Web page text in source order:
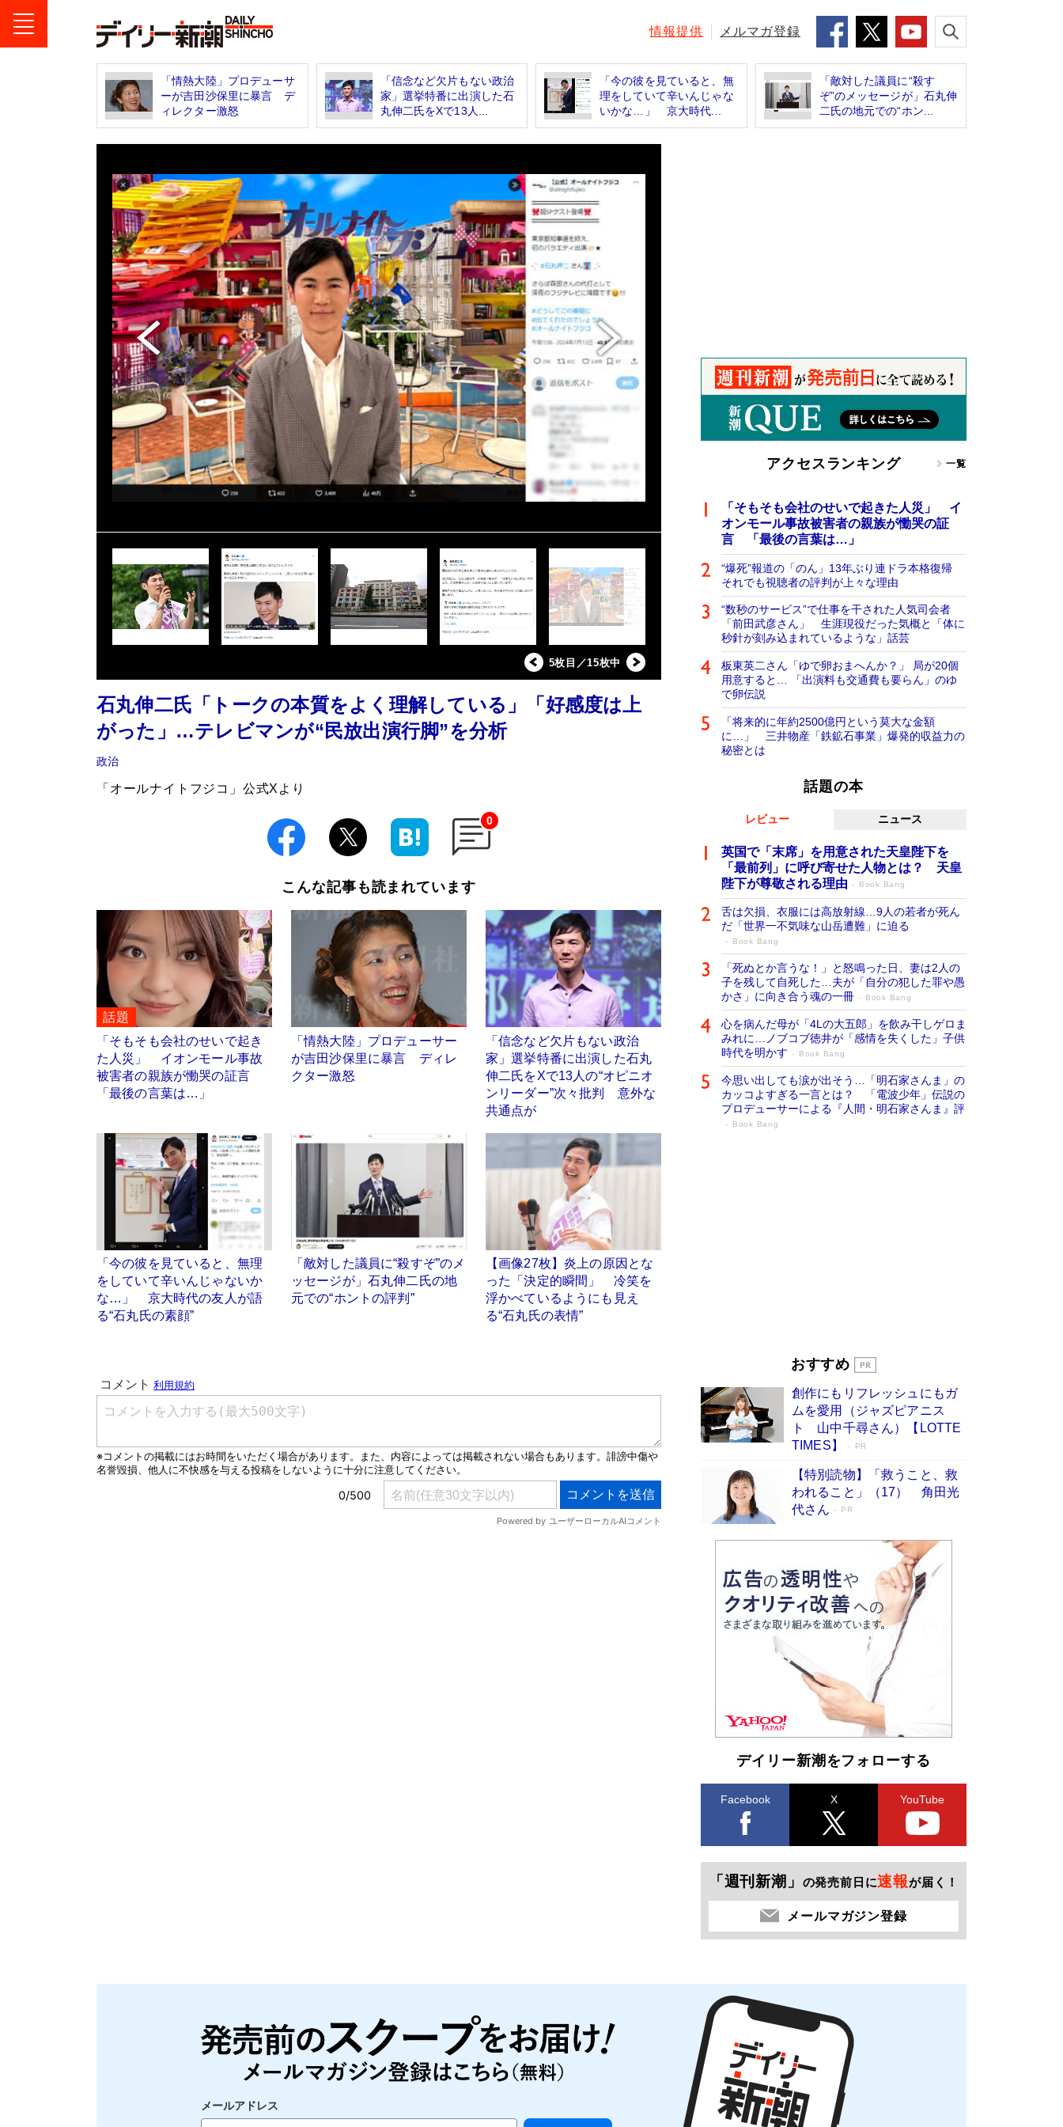
情報提供 メルマガ登録
「情熱大陸」プロデューサ
ーが吉田沙保里に暴言 デ
ィレクター激怒
「信念など欠片もない政治
家」選挙特番に出演した石
丸伸二氏をXで13人...
「今の彼を見ていると、無
理をしていて辛いんじゃな
いかな…」 京大時代...
「敵対した議員に“殺す
ぞ”のメッセージが」石丸伸
二氏の地元での“ホン...
5枚目／15枚中
石丸伸二氏「トークの本質をよく理解している」「好感度は上
がった」…テレビマンが“民放出演行脚”を分析
政治
「オールナイトフジコ」公式Xより
0
こんな記事も読まれています
話題
「そもそも会社のせいで起き
た人災」 イオンモール事故
被害者の親族が慟哭の証言
「最後の言葉は…」
「情熱大陸」プロデューサー
が吉田沙保里に暴言 ディレ
クター激怒
「信念など欠片もない政治
家」選挙特番に出演した石丸
伸二氏をXで13人の“オピニオ
ンリーダー”次々批判 意外な
共通点が
「今の彼を見ていると、無理
をしていて辛いんじゃないか
な…」 京大時代の友人が語
る“石丸氏の素顔”
「敵対した議員に“殺すぞ”のメ
ッセージが」石丸伸二氏の地
元での“ホントの評判”
【画像27枚】炎上の原因とな
った「決定的瞬間」 冷笑を
浮かべているようにも見え
る“石丸氏の表情”
アクセスランキング 一覧
「そもそも会社のせいで起きた人災」 イ
オンモール事故被害者の親族が慟哭の証
言 「最後の言葉は…」
“爆死”報道の「のん」13年ぶり連ドラ本格復帰
それでも視聴者の評判が上々な理由
“数秒のサービス”で仕事を干された人気司会者
「前田武彦さん」 生涯現役だった気概と「体に
秒針が刻み込まれているような」話芸
板東英二さん「ゆで卵おまへんか？」 局が20個
用意すると… 「出演料も交通費も要らん」のゆ
で卵伝説
「将来的に年約2500億円という莫大な金額
に…」 三井物産「鉄鉱石事業」爆発的収益力の
秘密とは
話題の本
レビュー ニュース
英国で「末席」を用意された天皇陛下を
「最前列」に呼び寄せた人物とは？ 天皇
陛下が尊敬される理由
Book Bang
舌は欠損、衣服には高放射線…9人の若者が死ん
だ「世界一不気味な山岳遭難」に迫る
Book Bang
「死ぬとか言うな！」と怒鳴った日、妻は2人の
子を残して自死した…夫が「自分の犯した罪や愚
かさ」に向き合う魂の一冊
Book Bang
心を病んだ母が「4Lの大五郎」を飲み干しゲロま
みれに…ノブコブ徳井が「感情を失くした」子供
時代を明かす
Book Bang
今思い出しても涙が出そう…「明石家さんま」の
カッコよすぎる一言とは？ 「電波少年」伝説の
プロデューサーによる『人間・明石家さんま』評
Book Bang
皇陛下はお元気でおられるか」がサウジ国王の第
東野圭吾、伊坂幸太郎の人気シリーズ最新作どち
らも文庫化 映画化された直木賞受賞作もランク
イン［文庫ベストセラー］
Book Bang
おすすめ
創作にもリフレッシュにもガ
ムを愛用（ジャズピアニス
ト 山中千尋さん）【LOTTE
TIMES】
PR
【特別読物】「救うこと、救
われること」（17） 角田光
代さん
PR
デイリー新潮をフォローする
Facebook X YouTube
「週刊新潮」 の発売前日に速報が届く！
メールマガジン登録
メールアドレス